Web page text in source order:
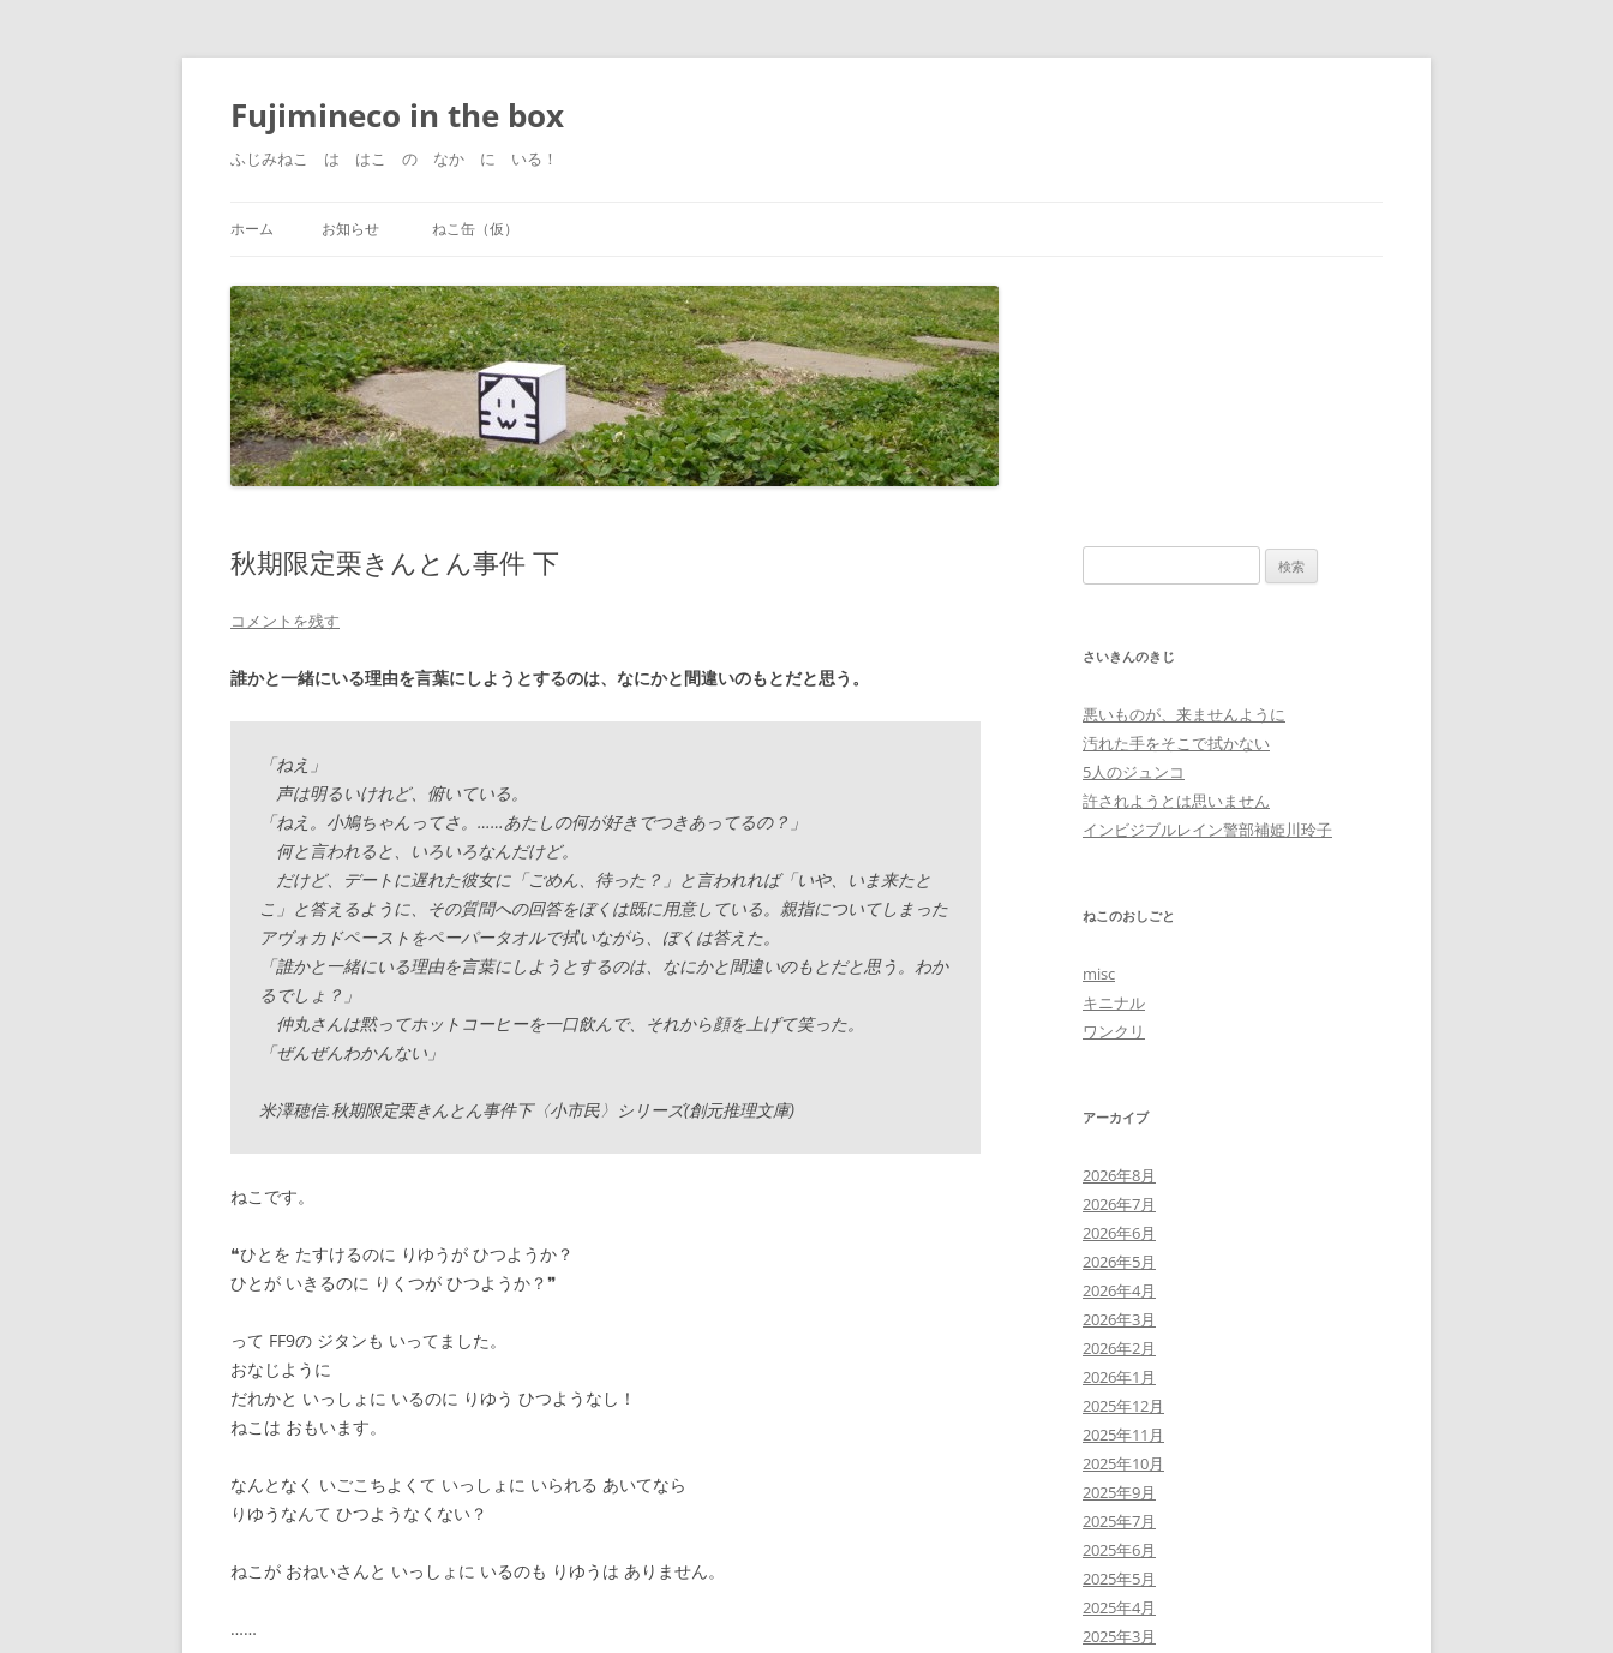
コ
ン
ツ
へ
ス
Fujimineco in the box
ふじみねこ は はこ の なか に いる！
ホーム お知らせ ねこ缶（仮）
秋期限定栗きんとん事件 下
コメントを残す
誰かと一緒にいる理由を言葉にしようとするのは、なにかと間違いのもとだと思う。
「ねえ」
声は明るいけれど、俯いている。
「ねえ。小鳩ちゃんってさ。……あたしの何が好きでつきあってるの？」
何と言われると、いろいろなんだけど。
だけど、デートに遅れた彼女に「ごめん、待った？」と言われれば「いや、いま来たと
こ」と答えるように、その質問への回答をぼくは既に用意している。親指についてしまった
アヴォカドペーストをペーパータオルで拭いながら、ぼくは答えた。
「誰かと一緒にいる理由を言葉にしようとするのは、なにかと間違いのもとだと思う。わか
るでしょ？」
仲丸さんは黙ってホットコーヒーを一口飲んで、それから顔を上げて笑った。
「ぜんぜんわかんない」
米澤穂信.秋期限定栗きんとん事件下〈小市民〉シリーズ(創元推理文庫)
ねこです。
❝ひとを たすけるのに りゆうが ひつようか？
ひとが いきるのに りくつが ひつようか？❞
って FF9の ジタンも いってました。
おなじように
だれかと いっしょに いるのに りゆう ひつようなし！
ねこは おもいます。
なんとなく いごこちよくて いっしょに いられる あいてなら
りゆうなんて ひつようなくない？
ねこが おねいさんと いっしょに いるのも りゆうは ありません。
……
索:
さいきんのきじ
悪いものが、来ませんように
汚れた手をそこで拭かない
5人のジュンコ
許されようとは思いません
インビジブルレイン警部補姫川玲子
ねこのおしごと
misc
キニナル
ワンクリ
アーカイブ
2026年8月
2026年7月
2026年6月
2026年5月
2026年4月
2026年3月
2026年2月
2026年1月
2025年12月
2025年11月
2025年10月
2025年9月
2025年7月
2025年6月
2025年5月
2025年4月
2025年3月